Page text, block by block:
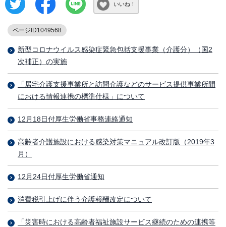
いいね！
ページID1049568
新型コロナウイルス感染症緊急包括支援事業（介護分）（国2
次補正）の実施
「居宅介護支援事業所と訪問介護などのサービス提供事業所間
における情報連携の標準仕様」について
12月18日付厚生労働省事務連絡通知
高齢者介護施設における感染対策マニュアル改訂版（2019年3
月）
12月24日付厚生労働省通知
消費税引上げに伴う介護報酬改定について
「災害時における高齢者福祉施設サービス継続のための連携等